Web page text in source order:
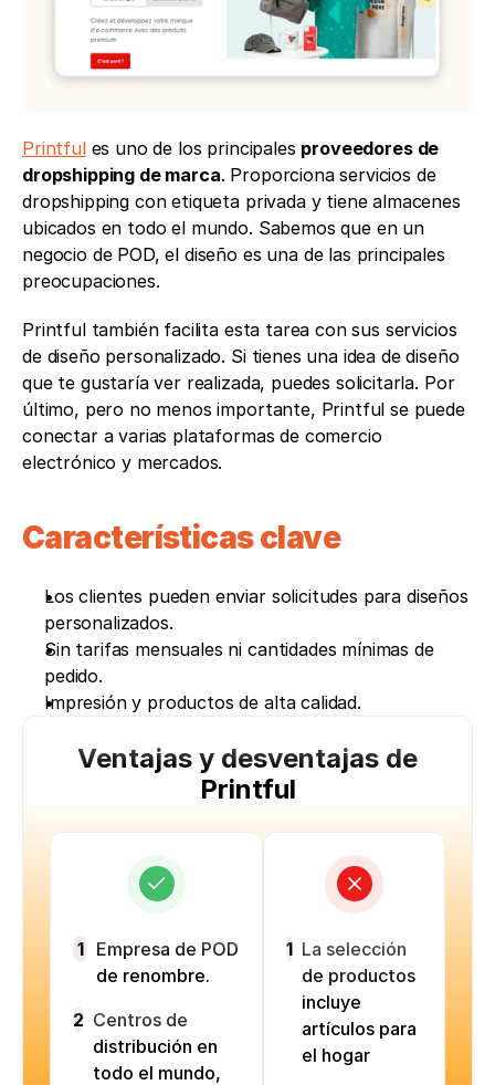
Printful es uno de los principales proveedores de
dropshipping de marca. Proporciona servicios de
dropshipping con etiqueta privada y tiene almacenes
ubicados en todo el mundo. Sabemos que en un
negocio de POD, el diseño es una de las principales
preocupaciones.
Printful también facilita esta tarea con sus servicios
de diseño personalizado. Si tienes una idea de diseño
que te gustaría ver realizada, puedes solicitarla. Por
último, pero no menos importante, Printful se puede
conectar a varias plataformas de comercio
electrónico y mercados.
Características clave
Los clientes pueden enviar solicitudes para diseños
personalizados.
Sin tarifas mensuales ni cantidades mínimas de
pedido.
Impresión y productos de alta calidad.
Ventajas y desventajas de
Printful
1
Empresa de POD
de renombre.
2 Centros de
distribución en
todo el mundo,
1 La selección
de productos
incluye
artículos para
el hogar